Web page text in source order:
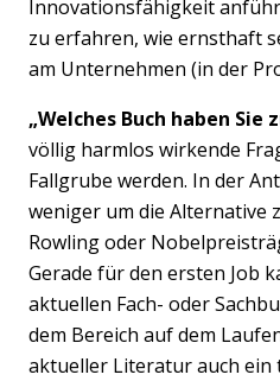
Innovationsfähigkeit
zu erfahren, wie ernsthaft
am Unternehmen (in der
„Welches Buch haben Sie
völlig harmlos wirkende
Fallgrube werden. In der
weniger um die Alternative
Rowling oder
Gerade für den ersten Job
aktuellen Fach- oder
dem Bereich auf dem
aktueller Literatur auch ein